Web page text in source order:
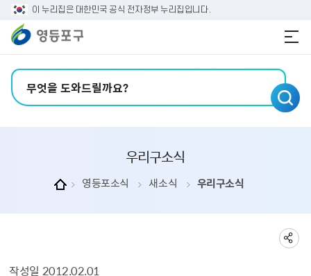
본문 바로가기
주메뉴 바로가기
이 누리집은 대한민국 공식 전자정부 누리집입니다.
우리구소식
영등포소식 새소식 우리구소식
작성일 2012.02.01